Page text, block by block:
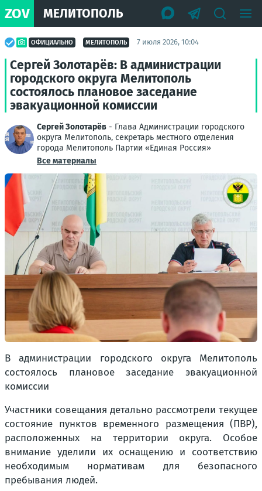
ZOV МЕЛИТОПОЛЬ
ОФИЦИАЛЬНО МЕЛИТОПОЛЬ 7 июля 2026, 10:04
Сергей Золотарёв: В администрации
городского округа Мелитополь
состоялось плановое заседание
эвакуационной комиссии
Сергей Золотарёв - Глава Администрации городского
округа Мелитополь, секретарь местного отделения
города Мелитополь Партии «Единая Россия»
Все материалы
В администрации городского округа Мелитополь
состоялось плановое заседание эвакуационной
комиссии
Участники совещания детально рассмотрели текущее
состояние пунктов временного размещения (ПВР),
расположенных на территории округа. Особое
внимание уделили их оснащению и соответствию
необходимым нормативам для безопасного
пребывания людей.